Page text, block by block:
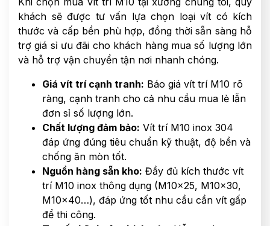
khách sẽ được tư vấn lựa chọn loại vít có kích
thước và cấp bền phù hợp, đồng thời sẵn sàng hỗ
trợ giá sỉ ưu đãi cho khách hàng mua số lượng lớn
và hỗ trợ vận chuyển tận nơi nhanh chóng.
Giá vít trí cạnh tranh: Báo giá vít trí M10 rõ
ràng, cạnh tranh cho cả nhu cầu mua lẻ lẫn
đơn sỉ số lượng lớn.
Chất lượng đảm bảo: Vít trí M10 inox 304
đáp ứng đúng tiêu chuẩn kỹ thuật, độ bền và
chống ăn mòn tốt.
Nguồn hàng sẵn kho: Đầy đủ kích thước vít
trí M10 inox thông dụng (M10x25, M10x30,
M10x40…), đáp ứng tốt nhu cầu cần vít gấp
để thi công.